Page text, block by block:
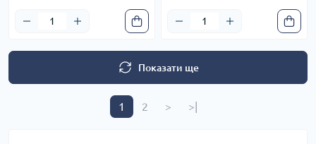
Показати ще
1 2 > >|